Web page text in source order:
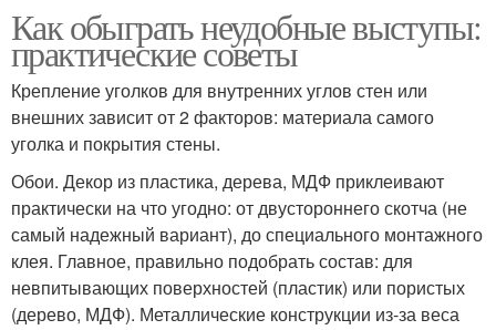
Как обыграть неудобные выступы:
практические советы
Крепление уголков для внутренних углов стен или
внешних зависит от 2 факторов: материала самого
уголка и покрытия стены.
Обои. Декор из пластика, дерева, МДФ приклеивают
практически на что угодно: от двустороннего скотча (не
самый надежный вариант), до специального монтажного
клея. Главное, правильно подобрать состав: для
невпитывающих поверхностей (пластик) или пористых
(дерево, МДФ). Металлические конструкции из-за веса